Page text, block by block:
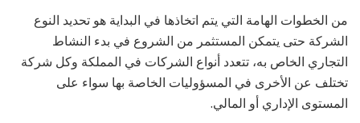
من الخطوات الهامة التي يتم اتخاذها في البداية هو تحديد النوع
الشركة حتى يتمكن المستثمر من الشروع في بدء النشاط
التجاري الخاص به، تتعدد أنواع الشركات في المملكة وكل شركة
تختلف عن الأخرى في المسؤوليات الخاصة بها سواء على
المستوى الإداري أو المالي.